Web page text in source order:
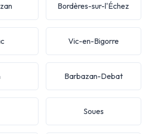
Bordères-sur-l'Échez
Vic-en-Bigorre
Barbazan-Debat
Soues